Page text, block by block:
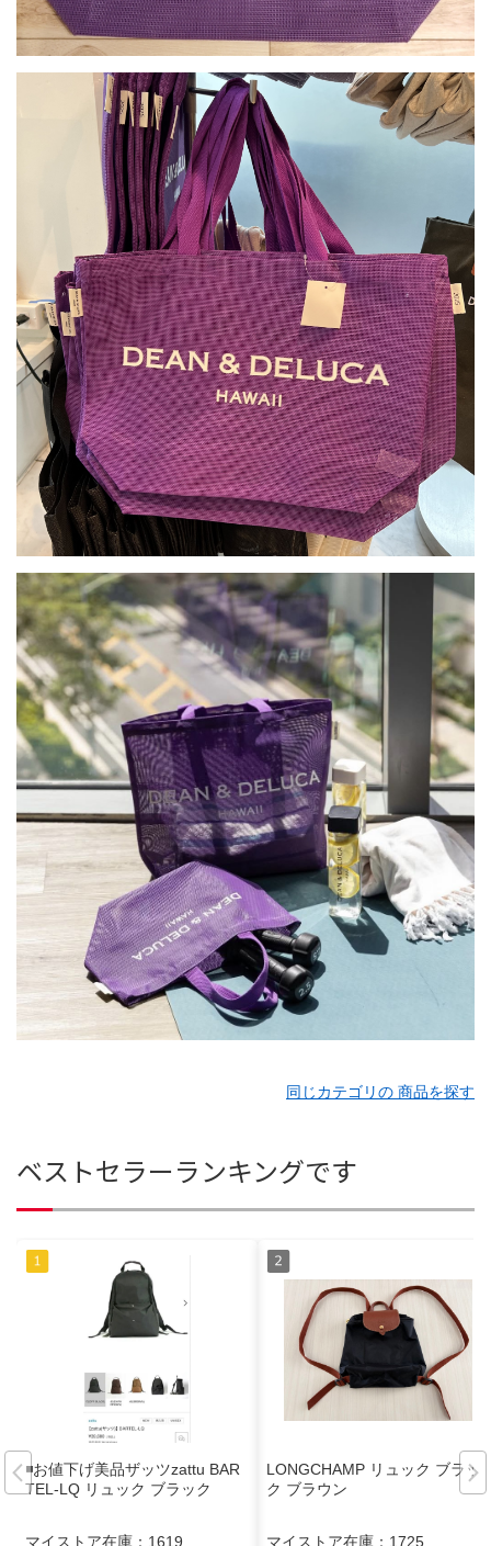
同じカテゴリの 商品を探す
ベストセラーランキングです
◾️お値下げ美品ザッツzattu BAR
TEL-LQ リュック ブラック
マイストア在庫： 1619
LONGCHAMP リュック ブラッ
ク ブラウン
マイストア在庫： 1725